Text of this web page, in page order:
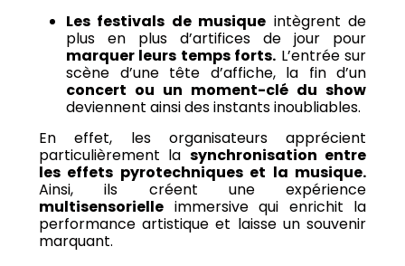
Les festivals de musique intègrent de
plus en plus d’artifices de jour pour
marquer leurs temps forts. L’entrée sur
scène d’une tête d’affiche, la fin d’un
concert ou un moment-clé du show
deviennent ainsi des instants inoubliables.
En effet, les organisateurs apprécient
particulièrement la synchronisation entre
les effets pyrotechniques et la musique.
Ainsi, ils créent une expérience
multisensorielle immersive qui enrichit la
performance artistique et laisse un souvenir
marquant.